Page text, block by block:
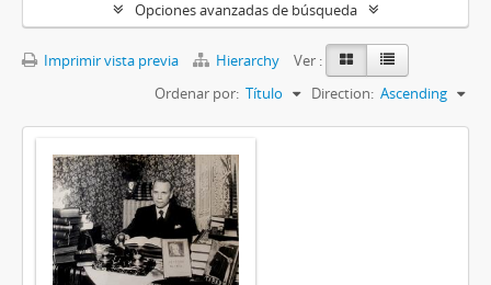
Opciones avanzadas de búsqueda
Imprimir vista previa Hierarchy
Ver :
Ordenar por: Título Direction: Ascending